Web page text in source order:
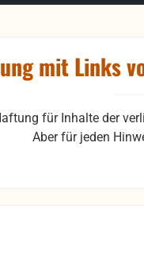
mit Links
für Inhalte der
Aber für jeden